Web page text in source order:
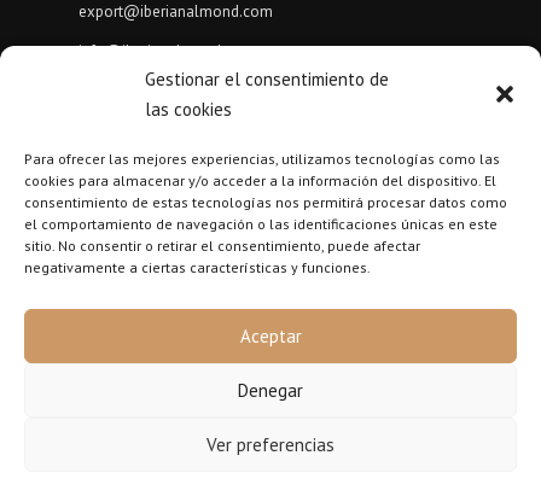
Gestionar el consentimiento de
las cookies
Para ofrecer las mejores experiencias, utilizamos tecnologías como las
cookies para almacenar y/o acceder a la información del dispositivo. El
consentimiento de estas tecnologías nos permitirá procesar datos como
el comportamiento de navegación o las identificaciones únicas en este
sitio. No consentir o retirar el consentimiento, puede afectar
negativamente a ciertas características y funciones.
Aceptar
Denegar
Ver preferencias
export@iberianalmond.com
info@iberianalmond.com
LATEST POSTS
Almond protein / Almond powder / Defatted almond flour
Bio almond oil
2020 California Almond Forecast
Copyright © 2023 Iberian Almond -Diseño web Chus2